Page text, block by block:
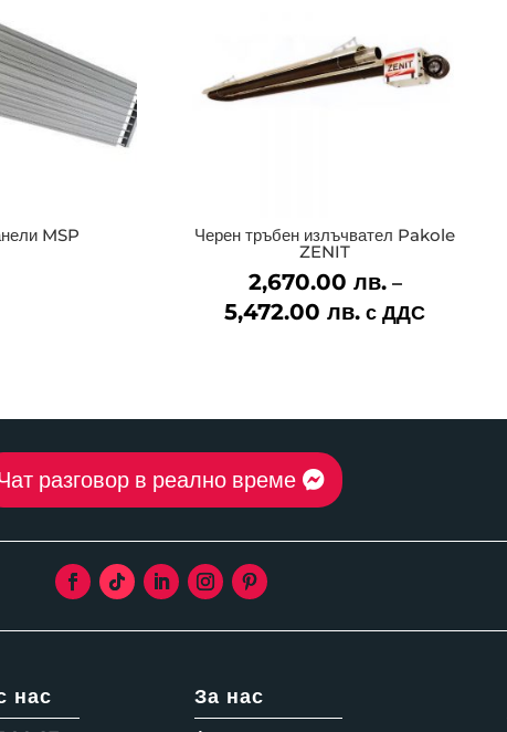
MSP Черен тръбен излъчвател Pakole
ZENIT
2,670.00 лв. –
5,472.00лв.Price
5,472.00 лв.
с ДДС
разговор в реално време
нас За нас